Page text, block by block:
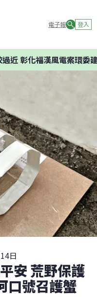
電子報 登入
化福漢風電案環委建議不
日
安 荒野保護
口號召護蟹